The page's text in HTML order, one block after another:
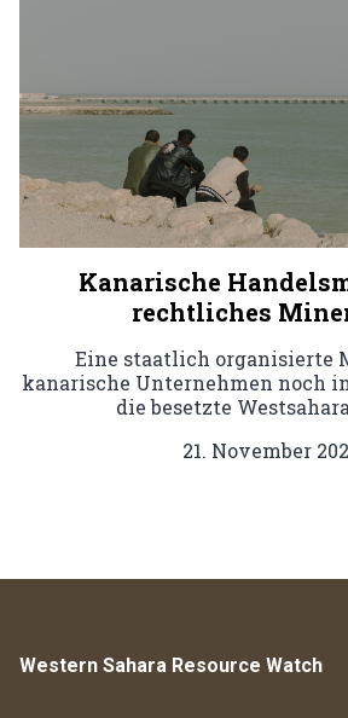
Kanarische
rechtliches
Eine staatlich organisierte
kanarische Unternehmen noch
die besetzte
21. November
Western Sahara Resource Watch